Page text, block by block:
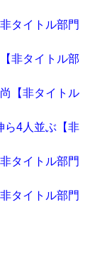
タイトル部門
非タイトル部
【非タイトル
ら4人並ぶ【非
タイトル部門
タイトル部門